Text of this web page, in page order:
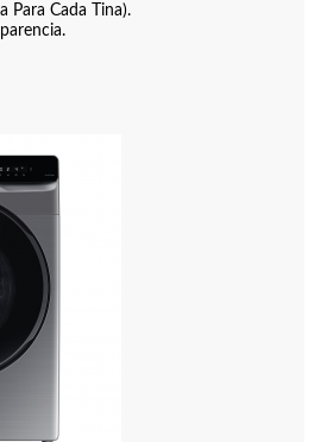
Para Cada Tina).